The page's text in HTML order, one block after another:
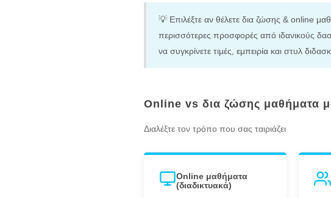
💡 Επιλέξτε αν θέλετε δια ζώσης & online
περισσότερες προσφορές από ιδανικούς
να συγκρίνετε τιμές, εμπειρία και στυλ
Online vs δια ζώσης μαθήματα
Διαλέξτε τον τρόπο που σας ταιριάζει
Online μαθήματα
(διαδικτυακά)